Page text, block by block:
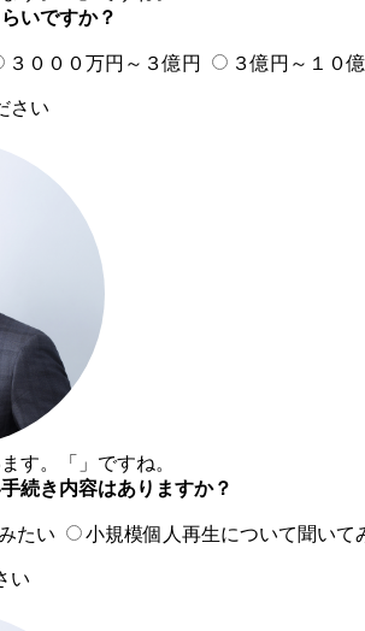
いですか？
３０００万円～３億円 ３億円～１０
さい
す。「
」ですね。
続き内容はありますか？
たい 小規模個人再生について聞いて
い